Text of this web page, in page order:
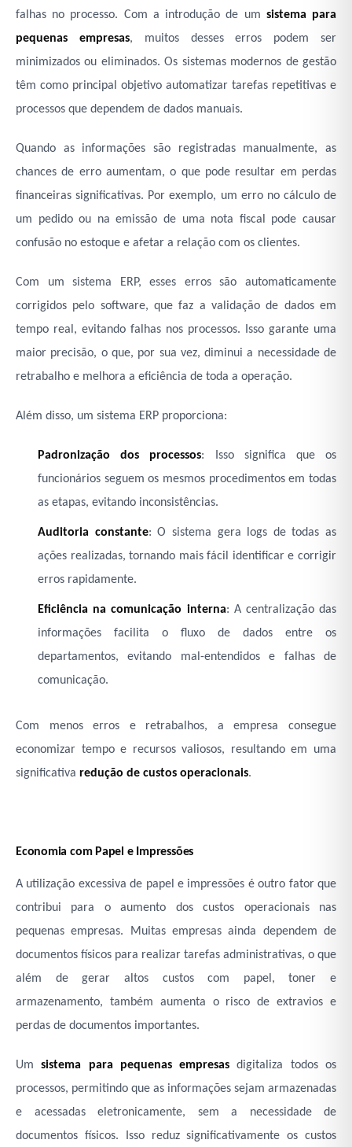
falhas no processo. Com a introdução de um sistema para
pequenas empresas, muitos desses erros podem ser
minimizados ou eliminados. Os sistemas modernos de gestão
têm como principal objetivo automatizar tarefas repetitivas e
processos que dependem de dados manuais.
Quando as informações são registradas manualmente, as
chances de erro aumentam, o que pode resultar em perdas
financeiras significativas. Por exemplo, um erro no cálculo de
um pedido ou na emissão de uma nota fiscal pode causar
confusão no estoque e afetar a relação com os clientes.
Com um sistema ERP, esses erros são automaticamente
corrigidos pelo software, que faz a validação de dados em
tempo real, evitando falhas nos processos. Isso garante uma
maior precisão, o que, por sua vez, diminui a necessidade de
retrabalho e melhora a eficiência de toda a operação.
Além disso, um sistema ERP proporciona:
Padronização dos processos: Isso significa que os
funcionários seguem os mesmos procedimentos em todas
as etapas, evitando inconsistências.
Auditoria constante: O sistema gera logs de todas as
ações realizadas, tornando mais fácil identificar e corrigir
erros rapidamente.
Eficiência na comunicação interna: A centralização das
informações facilita o fluxo de dados entre os
departamentos, evitando mal-entendidos e falhas de
comunicação.
Com menos erros e retrabalhos, a empresa consegue
economizar tempo e recursos valiosos, resultando em uma
significativa redução de custos operacionais.
Economia com Papel e Impressões
A utilização excessiva de papel e impressões é outro fator que
contribui para o aumento dos custos operacionais nas
pequenas empresas. Muitas empresas ainda dependem de
documentos físicos para realizar tarefas administrativas, o que
além de gerar altos custos com papel, toner e
armazenamento, também aumenta o risco de extravios e
perdas de documentos importantes.
Umsistema para pequenas empresas digitaliza todos os
processos, permitindo que as informações sejam armazenadas
e acessadas eletronicamente, sem a necessidade de
documentos físicos. Isso reduz significativamente os custos